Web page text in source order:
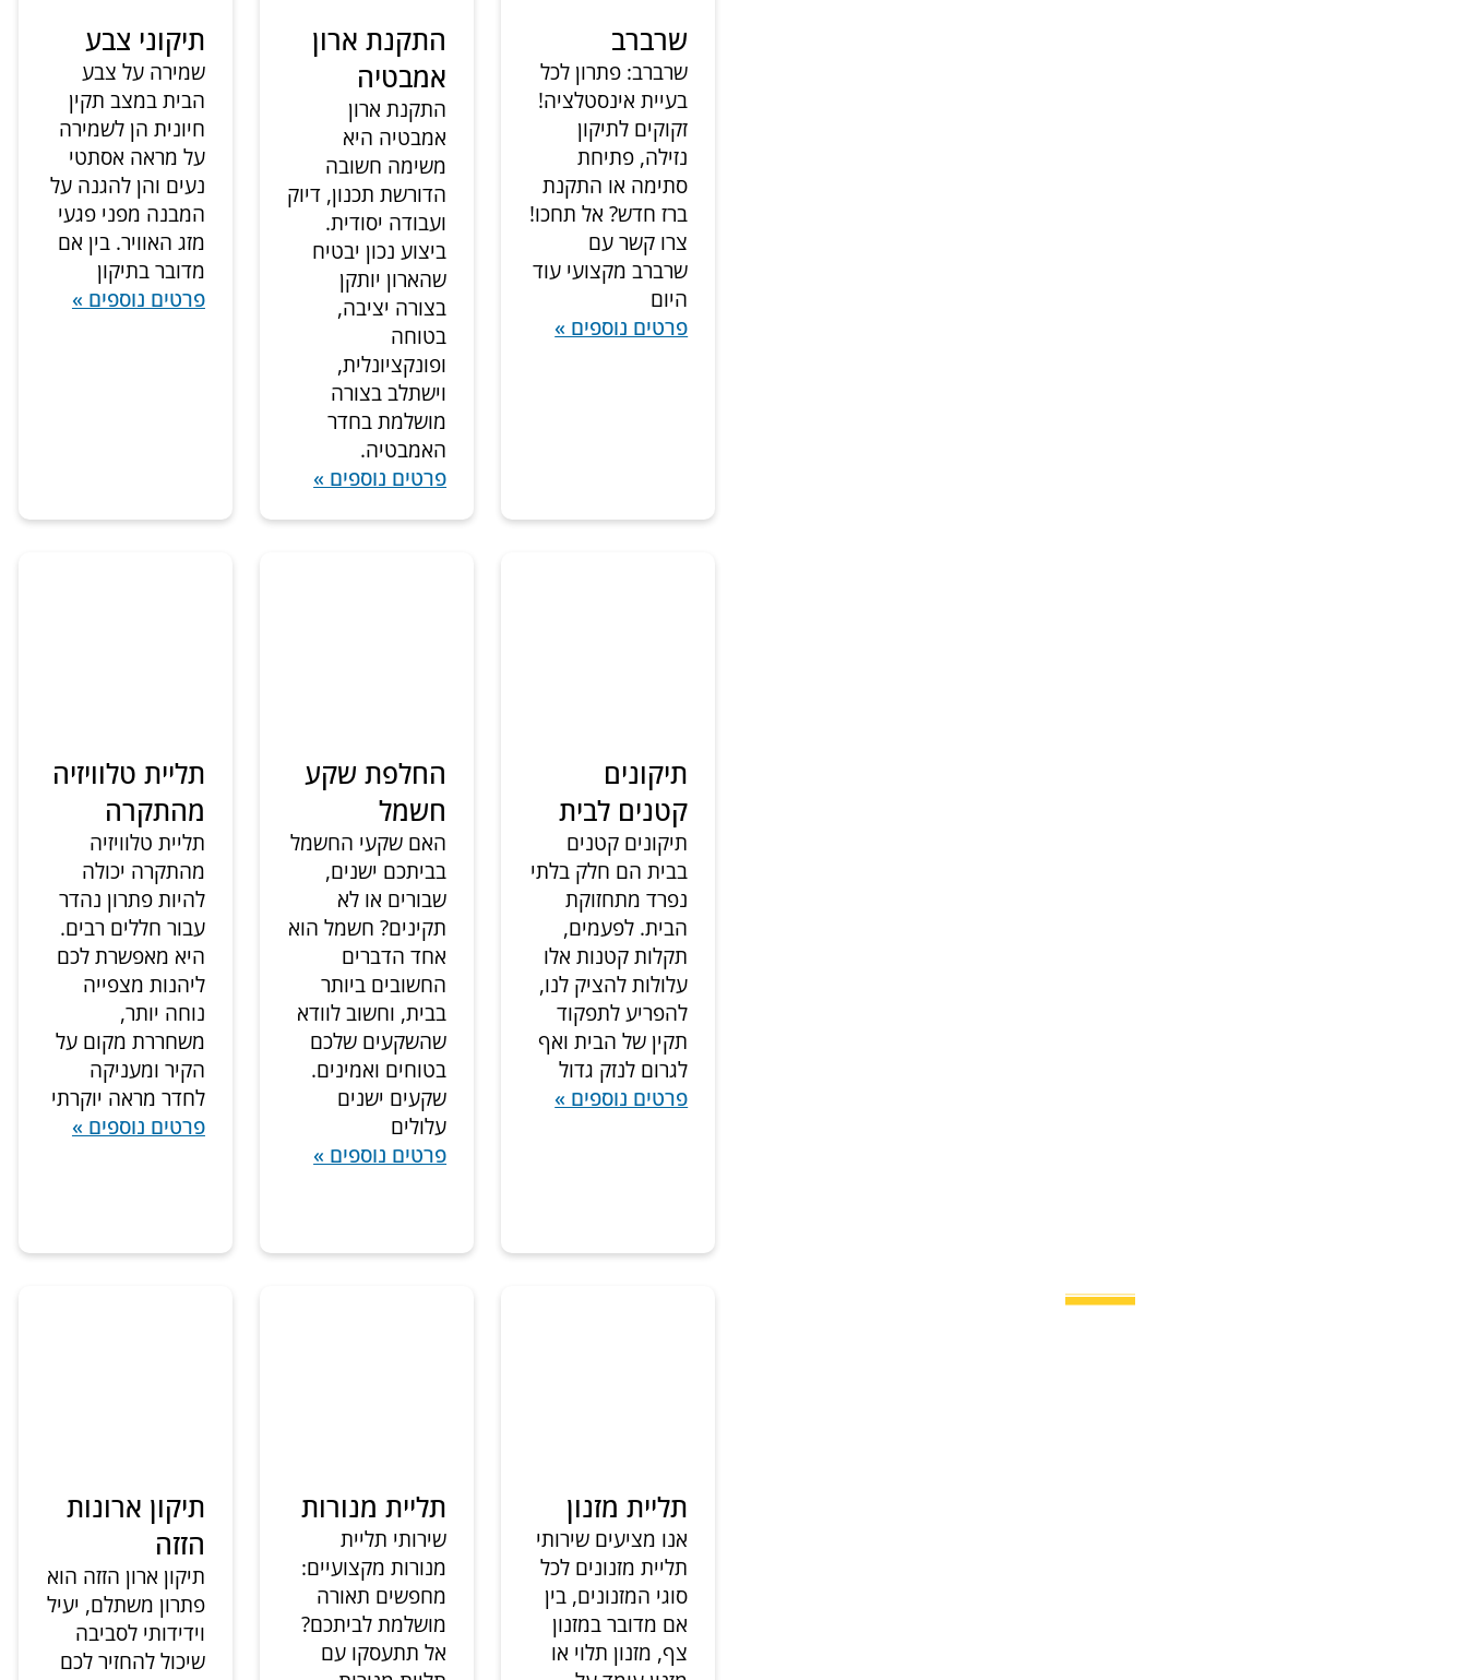
שרברב
שרברב: פתרון לכל
בעיית אינסטלציה!
זקוקים לתיקון
נזילה, פתיחת
סתימה או התקנת
ברז חדש? אל תחכו!
צרו קשר עם
שרברב מקצועי עוד
היום
פרטים נוספים »
התקנת ארון
אמבטיה
התקנת ארון
אמבטיה היא
משימה חשובה
הדורשת תכנון, דיוק
ועבודה יסודית.
ביצוע נכון יבטיח
שהארון יותקן
בצורה יציבה,
בטוחה
ופונקציונלית,
וישתלב בצורה
מושלמת בחדר
האמבטיה.
פרטים נוספים »
תיקוני צבע
שמירה על צבע
הבית במצב תקין
חיונית הן לשמירה
על מראה אסתטי
נעים והן להגנה על
המבנה מפני פגעי
מזג האוויר. בין אם
מדובר בתיקון
פרטים נוספים »
תיקונים
קטנים לבית
תיקונים קטנים
בבית הם חלק בלתי
נפרד מתחזוקת
הבית. לפעמים,
תקלות קטנות אלו
עלולות להציק לנו,
להפריע לתפקוד
תקין של הבית ואף
לגרום לנזק גדול
פרטים נוספים »
החלפת שקע
חשמל
האם שקעי החשמל
בביתכם ישנים,
שבורים או לא
תקינים? חשמל הוא
אחד הדברים
החשובים ביותר
בבית, וחשוב לוודא
שהשקעים שלכם
בטוחים ואמינים.
שקעים ישנים
עלולים
פרטים נוספים »
תליית טלוויזיה
מהתקרה
תליית טלוויזיה
מהתקרה יכולה
להיות פתרון נהדר
עבור חללים רבים.
היא מאפשרת לכם
ליהנות מצפייה
נוחה יותר,
משחררת מקום על
הקיר ומעניקה
לחדר מראה יוקרתי
פרטים נוספים »
תליית מזנון
אנו מציעים שירותי
תליית מזנונים לכל
סוגי המזנונים, בין
אם מדובר במזנון
צף, מזנון תלוי או
תליית מנורות
שירותי תליית
מנורות מקצועיים:
מחפשים תאורה
מושלמת לביתכם?
אל תתעסקו עם
תיקון ארונות
הזזה
תיקון ארון הזזה הוא
פתרון משתלם, יעיל
וידידותי לסביבה
שיכול להחזיר לכם